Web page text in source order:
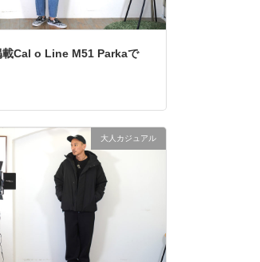
載Cal o Line M51 Parkaで
大人カジュアル